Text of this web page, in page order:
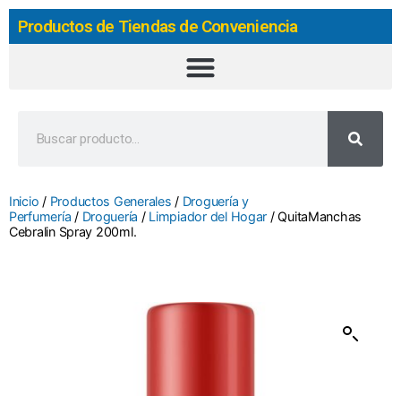
Productos de Tiendas de Conveniencia
Inicio / Productos Generales / Droguería y
Perfumería / Droguería / Limpiador del Hogar / QuitaManchas
Cebralin Spray 200ml.